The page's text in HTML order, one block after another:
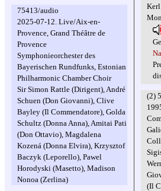
75413/audio
2025-07-12. Live/Aix-en-
Provence, Grand Théâtre de
Provence
Symphonieorchester des
Bayerischen Rundfunks, Estonian
Philharmonic Chamber Choir
Sir Simon Rattle (Dirigent), André
Schuen (Don Giovanni), Clive
Bayley (Il Commendatore), Golda
Schultz (Donna Anna), Amitai Pati
(Don Ottavio), Magdalena
Kozená (Donna Elvira), Krzysztof
Baczyk (Leporello), Pawel
Horodyski (Masetto), Madison
Nonoa (Zerlina)
Kerl
(2)
(Il